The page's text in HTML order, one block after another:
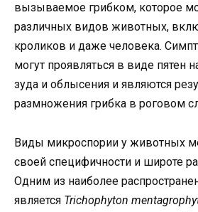
вызываемое грибком, которое
различных видов животных,
кроликов и даже человека.
могут проявляться в виде пятен
зуда и облысения и являются
размножения грибка в роговом
Виды микроспории у животных
своей специфичности и широте
Одним из наиболее
является Trichophyton